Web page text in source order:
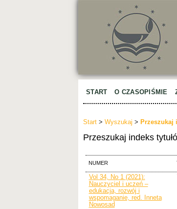
START O CZASOPIŚMIE
Start > Wyszukaj > Przeszukaj
Przeszukaj indeks
NUMER
Vol 34, No 1 (2021):
Nauczyciel i uczeń –
edukacja, rozwój i
wspomaganie, red. Inneta
Nowosad